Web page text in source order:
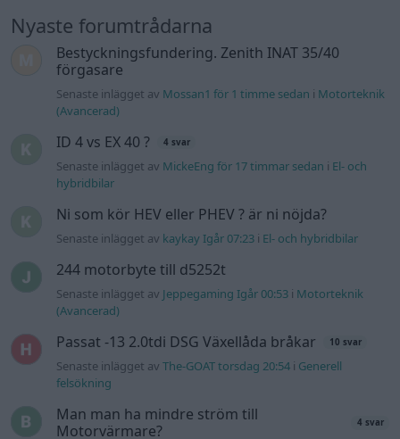
Nyaste forumtrådarna
Bestyckningsfundering. Zenith INAT 35/40
förgasare
Senaste inlägget av Mossan1 för 1 timme sedan i Motorteknik
(Avancerad)
ID 4 vs EX 40 ? 4 svar
Senaste inlägget av MickeEng för 17 timmar sedan i El- och
hybridbilar
Ni som kör HEV eller PHEV ? är ni nöjda?
Senaste inlägget av kaykay Igår 07:23 i El- och hybridbilar
244 motorbyte till d5252t
Senaste inlägget av Jeppegaming Igår 00:53 i Motorteknik
(Avancerad)
Passat -13 2.0tdi DSG Växellåda bråkar 10 svar
Senaste inlägget avThe-GOAT torsdag 20:54 i Generell
felsökning
Man man ha mindre ström till
Motorvärmare?
4 svar